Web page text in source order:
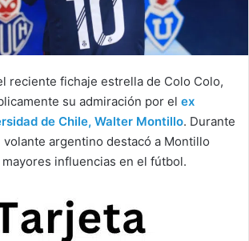
reciente fichaje estrella de Colo Colo,
su admiración por el ex
de Chile, Walter Montillo. Durante
argentino destacó a Montillo
influencias en el fútbol.